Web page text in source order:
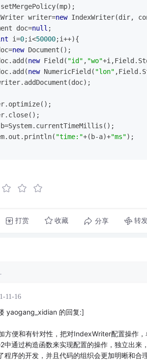
writer=
new IndexWriter(dir,
doc=
null ;
i=0;i<50000;i++){
doc=
new Document();
doc.add(
new Field( "id" , "wo"
doc.add(
new NumericField( "lon"
writer.addDocument(doc);
"time:"+(b-a)+"ms");
打赏 收藏 分享 转
11-16
yaogang_xidian 的回复:]
方便和有针对性，把对IndexWriter配置操作
中通过构造函数来实现配置的操作，独立出
程序的开发，并且代码的组织会更加明晰和合理